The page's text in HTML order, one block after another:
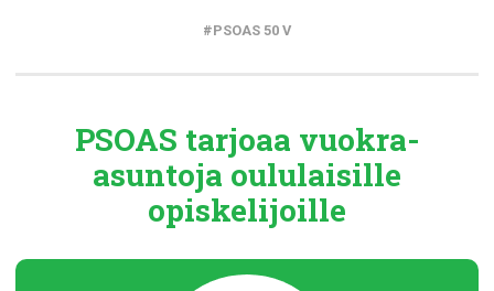
PSOAS 50 V
PSOAS tarjoaa vuokra-
asuntoja oululaisille
opiskelijoille